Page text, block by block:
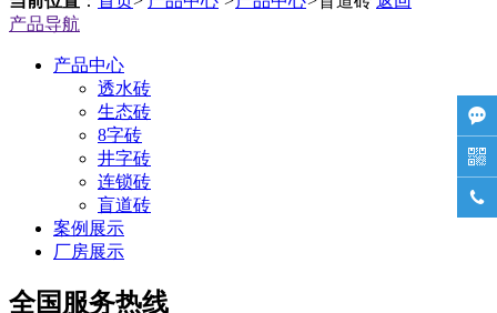
产品导航
产品中心
透水砖
生态砖
8字砖
井字砖
连锁砖
盲道砖
案例展示
厂房展示
全国服务热线


